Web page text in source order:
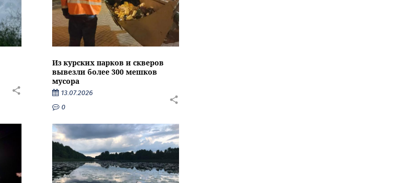
Из курских парков и скверов
вывезли более 300 мешков
мусора
13.07.2026
0